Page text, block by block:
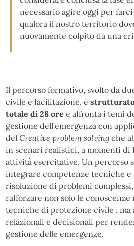
necessario agire oggi per
qualora il nostro territorio
nuovamente colpito da una
Il percorso formativo, svolto da
civile e facilitazione, è strutturato
totale di 28 ore e affronta i temi
gestione dell’emergenza con
del Creative problem solving che
in scenari realistici, a momenti di
attività esercitative. Un percorso
integrare competenze tecniche
risoluzione di problemi
rafforzare non solo le
tecniche di protezione civile , ma
relazionali e decisionali per
gestione delle emergenze.